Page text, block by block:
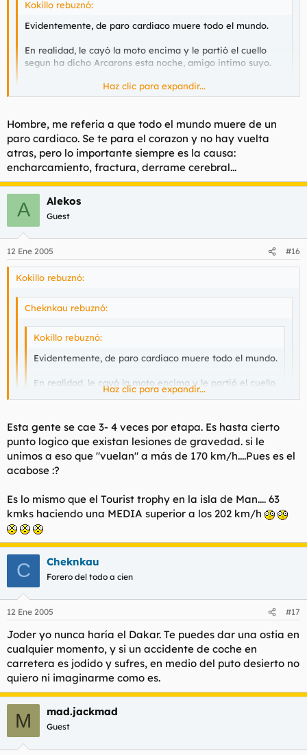
Kokillo rebuznó:
Evidentemente, de paro cardiaco muere todo el mundo.
En realidad, le cayó la moto encima y le partió el cuello
segun ha dicho Arcarons esta noche, amigo intimo suyo.
Y no era "un piloto", era Meoni cojones, un respeto!
Haz clic para expandir...
Di más bien que te mueres porque se te encharcan los
pulmones. Hombre no creo que el hecho de que haya sangre
quite que haya sufrido un paro cardiaco... la hemorragia
podrían taparla pero en cambio no pudieron reanimarle el
corazón. Por cierto, yo esta noticia la vi justo cuando acababa
en Telecinco, y se veía al hombre este darse una ostia
descomunal. Imagino que no sería esa.
Haz clic para expandir...
Hombre, me referia a que todo el mundo muere de un
paro cardiaco. Se te para el corazon y no hay vuelta
atras, pero lo importante siempre es la causa:
encharcamiento, fractura, derrame cerebral...
A Alekos
Guest
12 Ene 2005 #16
Kokillo rebuznó:
Cheknkau rebuznó:
Kokillo rebuznó:
Evidentemente, de paro cardiaco muere todo el mundo.
En realidad, le cayó la moto encima y le partió el cuello
segun ha dicho Arcarons esta noche, amigo intimo
Y no era "un piloto", era Meoni cojones, un respeto!
Haz clic para expandir...
Di más bien que te mueres porque se te encharcan los
pulmones. Hombre no creo que el hecho de que haya
hemorragia podrían taparla pero en cambio no pudieron
reanimarle el corazón. Por cierto, yo esta noticia la vi justo
cuando acababa en Telecinco, y se veía al hombre este
darse una ostia descomunal. Imagino que no sería esa.
Hombre, me referia a que todo el mundo muere de un paro
cardiaco. Se te para el corazon y no hay vuelta atras, pero lo
importante siempre es la causa: encharcamiento, fractura,
Haz clic para expandir...
Esta gente se cae 3- 4 veces por etapa. Es hasta cierto
punto logico que existan lesiones de gravedad. si le
unimos a eso que "vuelan" a más de 170 km/h....Pues es el
acabose :?
Es lo mismo que el Tourist trophy en la isla de Man.... 63
kmks haciendo una MEDIA superior a los 202 km/h
C Cheknkau
Forero del todo a cien
12 Ene 2005 #17
Joder yo nunca haría el Dakar. Te puedes dar una ostia en
cualquier momento, y si un accidente de coche en
carretera es jodido y sufres, en medio del puto desierto no
quiero ni imaginarme como es.
M mad.jackmad
Guest